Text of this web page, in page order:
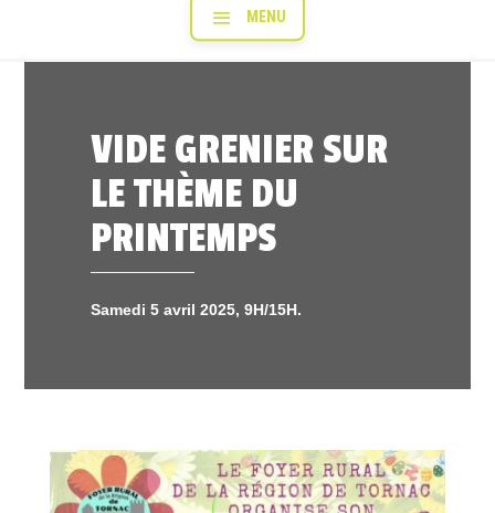
VIDE GRENIER SUR
LE THÈME DU
PRINTEMPS
Samedi 5 avril 2025, 9H/15H.